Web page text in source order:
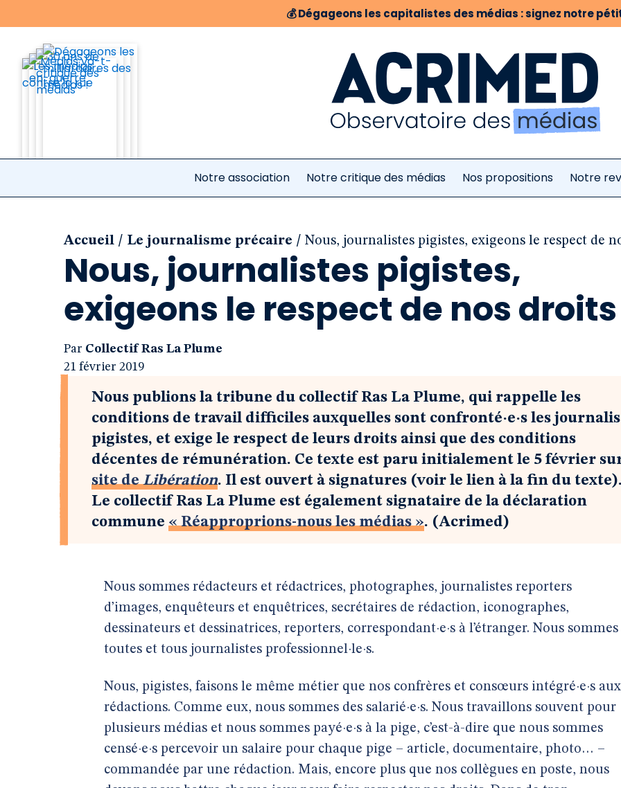
💰Dégageons les capitalistes des médias : signez notre
Notre association Notre critique des médias Nos propositions Notre
Accueil / Le journalisme précaire / Nous, journalistes pigistes, exigeons le respect de
Nous, journalistes pigistes,
exigeons le respect de nos droits
Par Collectif Ras La Plume
21 février 2019
Nous publions la tribune du collectif Ras La Plume, qui rappelle les
conditions de travail difficiles auxquelles sont confronté·e·s les
pigistes, et exige le respect de leurs droits ainsi que des conditions
décentes de rémunération. Ce texte est paru initialement le 5 février
site deLibération. Il est ouvert à signatures (voir le lien à la fin du
Le collectif Ras La Plume est également signataire de la déclaration
commune « Réapproprions-nous les médias ». (Acrimed)
Nous sommes rédacteurs et rédactrices, photographes, journalistes reporters
d’images, enquêteurs et enquêtrices, secrétaires de rédaction, iconographes,
dessinateurs et dessinatrices, reporters, correspondant·e·s à l’étranger. Nous sommes
toutes et tous journalistes professionnel·le·s.
Nous, pigistes, faisons le même métier que nos confrères et consœurs intégré·e·s aux
rédactions. Comme eux, nous sommes des salarié·e·s. Nous travaillons souvent pour
plusieurs médias et nous sommes payé·e·s à la pige, c’est-à-dire que nous sommes
censé·e·s percevoir un salaire pour chaque pige – article, documentaire, photo… –
commandée par une rédaction. Mais, encore plus que nos collègues en poste, nous